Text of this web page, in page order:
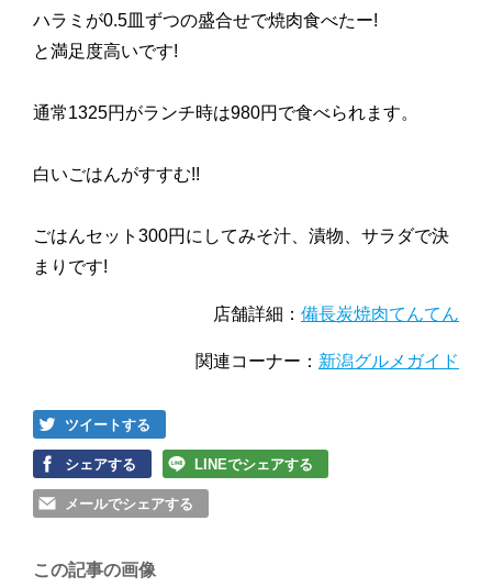
ハラミが0.5皿ずつの盛合せで焼肉食べたー!
と満足度高いです!
通常1325円がランチ時は980円で食べられます。
白いごはんがすすむ!!
ごはんセット300円にしてみそ汁、漬物、サラダで決
まりです!
店舗詳細： 備長炭焼肉てんてん
関連コーナー： 新潟グルメガイド
ツイートする
シェアする LINEでシェアする
メールでシェアする
この記事の画像